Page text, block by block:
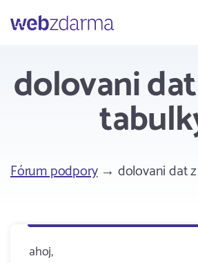
Webzdarma
dolovani
Fórum podpory→ dolovani dat
ahoj,